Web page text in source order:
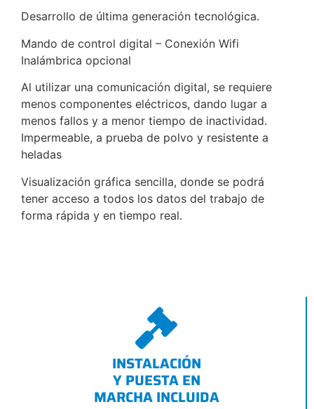
Desarrollo de última generación tecnológica.
Mando de control digital – Conexión Wifi
Inalámbrica opcional
Al utilizar una comunicación digital, se requiere
menos componentes eléctricos, dando lugar a
menos fallos y a menor tiempo de inactividad.
Impermeable, a prueba de polvo y resistente a
heladas
Visualización gráfica sencilla, donde se podrá
tener acceso a todos los datos del trabajo de
forma rápida y en tiempo real.
INSTALACIÓN
Y PUESTA EN
MARCHA INCLUIDA